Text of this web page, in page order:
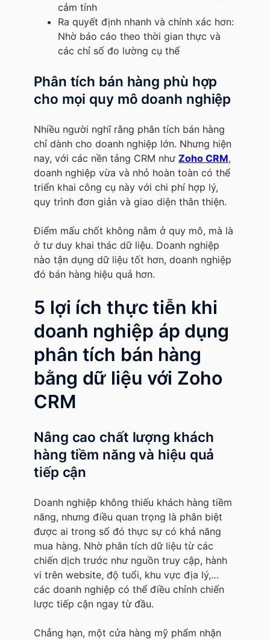
cảm tính
Ra quyết định nhanh và chính xác hơn:
Nhờ báo cáo theo thời gian thực và
các chỉ số đo lường cụ thể
Phân tích bán hàng phù hợp
cho mọi quy mô doanh nghiệp
Nhiều người nghĩ rằng phân tích bán hàng
chỉ dành cho doanh nghiệp lớn. Nhưng hiện
nay, với các nền tảng CRM như Zoho CRM,
doanh nghiệp vừa và nhỏ hoàn toàn có thể
triển khai công cụ này với chi phí hợp lý,
quy trình đơn giản và giao diện thân thiện.
Điểm mấu chốt không nằm ở quy mô, mà là
ở tư duy khai thác dữ liệu. Doanh nghiệp
nào tận dụng dữ liệu tốt hơn, doanh nghiệp
đó bán hàng hiệu quả hơn.
5 lợi ích thực tiễn khi
doanh nghiệp áp dụng
phân tích bán hàng
bằng dữ liệu với Zoho
CRM
Nâng cao chất lượng khách
hàng tiềm năng và hiệu quả
tiếp cận
Doanh nghiệp không thiếu khách hàng tiềm
năng, nhưng điều quan trọng là phân biệt
được ai trong số đó thực sự có khả năng
mua hàng. Nhờ phân tích dữ liệu từ các
chiến dịch trước như nguồn truy cập, hành
vi trên website, độ tuổi, khu vực địa lý,…
các doanh nghiệp có thể điều chỉnh chiến
lược tiếp cận ngay từ đầu.
Chẳng hạn, một cửa hàng mỹ phẩm nhận